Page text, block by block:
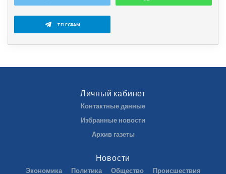
TELEGRAM
Личный кабинет
Контактные данные
Избранные новости
Архив газеты
Новости
Экономика Политика Общество
Происшествия